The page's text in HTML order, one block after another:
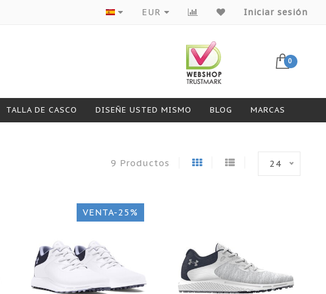
Productos de primeras marcas
EUR Iniciar sesión
0
TALLA DE CASCO DISEÑE USTED MISMO BLOG MARCAS
9 Productos 24
VENTA-25%